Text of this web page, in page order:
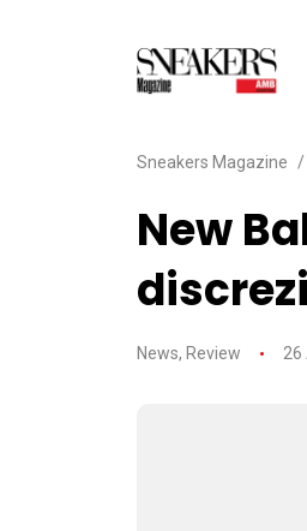
Sneakers Magazine
New
News, Review 26